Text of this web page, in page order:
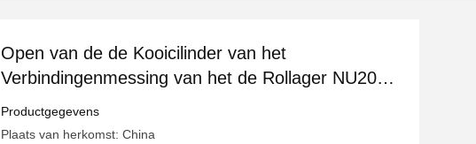
Open van de de Kooicilinder van het
Verbindingenmessing van het de Rollager NU203
Auto de Tekeningsstaal
Productgegevens
Plaats van herkomst: China